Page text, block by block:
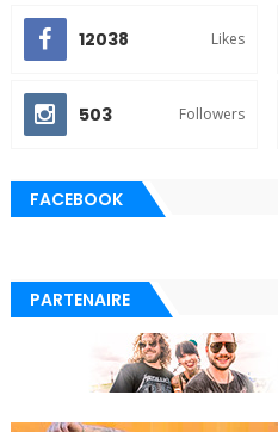
12038 Likes
503 Followers
FACEBOOK
PARTENAIRE